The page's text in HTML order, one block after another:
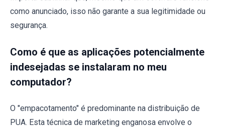
como anunciado, isso não garante a sua legitimidade ou
segurança.
Como é que as aplicações potencialmente
indesejadas se instalaram no meu
computador?
O "empacotamento" é predominante na distribuição de
PUA. Esta técnica de marketing enganosa envolve o